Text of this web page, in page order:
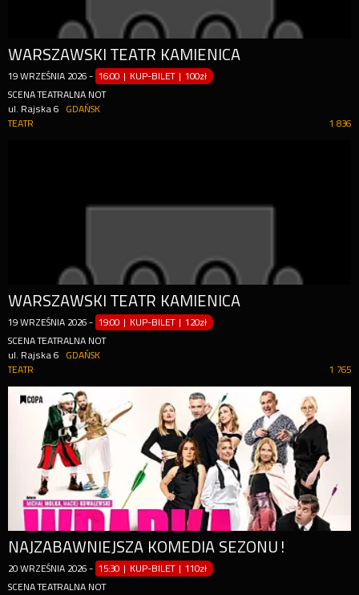
WARSZAWSKI TEATR KAMIENICA
19 WRZEŚNIA 2026 - 16:00 | KUP-BILET |100zł
SCENA TEATRALNA NOT
ul. Rajska 6
GDAŃSK
1 836
TEATR
WARSZAWSKI TEATR KAMIENICA
19 WRZEŚNIA 2026 - 19:00 | KUP-BILET |120zł
SCENA TEATRALNA NOT
ul. Rajska 6
GDAŃSK
1 765
TEATR
NAJZABAWNIEJSZA KOMEDIA SEZONU!
20 WRZEŚNIA 2026 - 15:30 | KUP-BILET |110zł
SCENA TEATRALNA NOT